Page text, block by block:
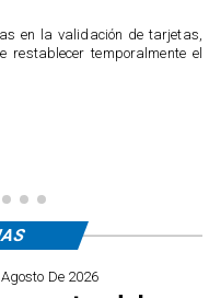
en la validación de tarjetas,
restablecer temporalmente el
De 2026